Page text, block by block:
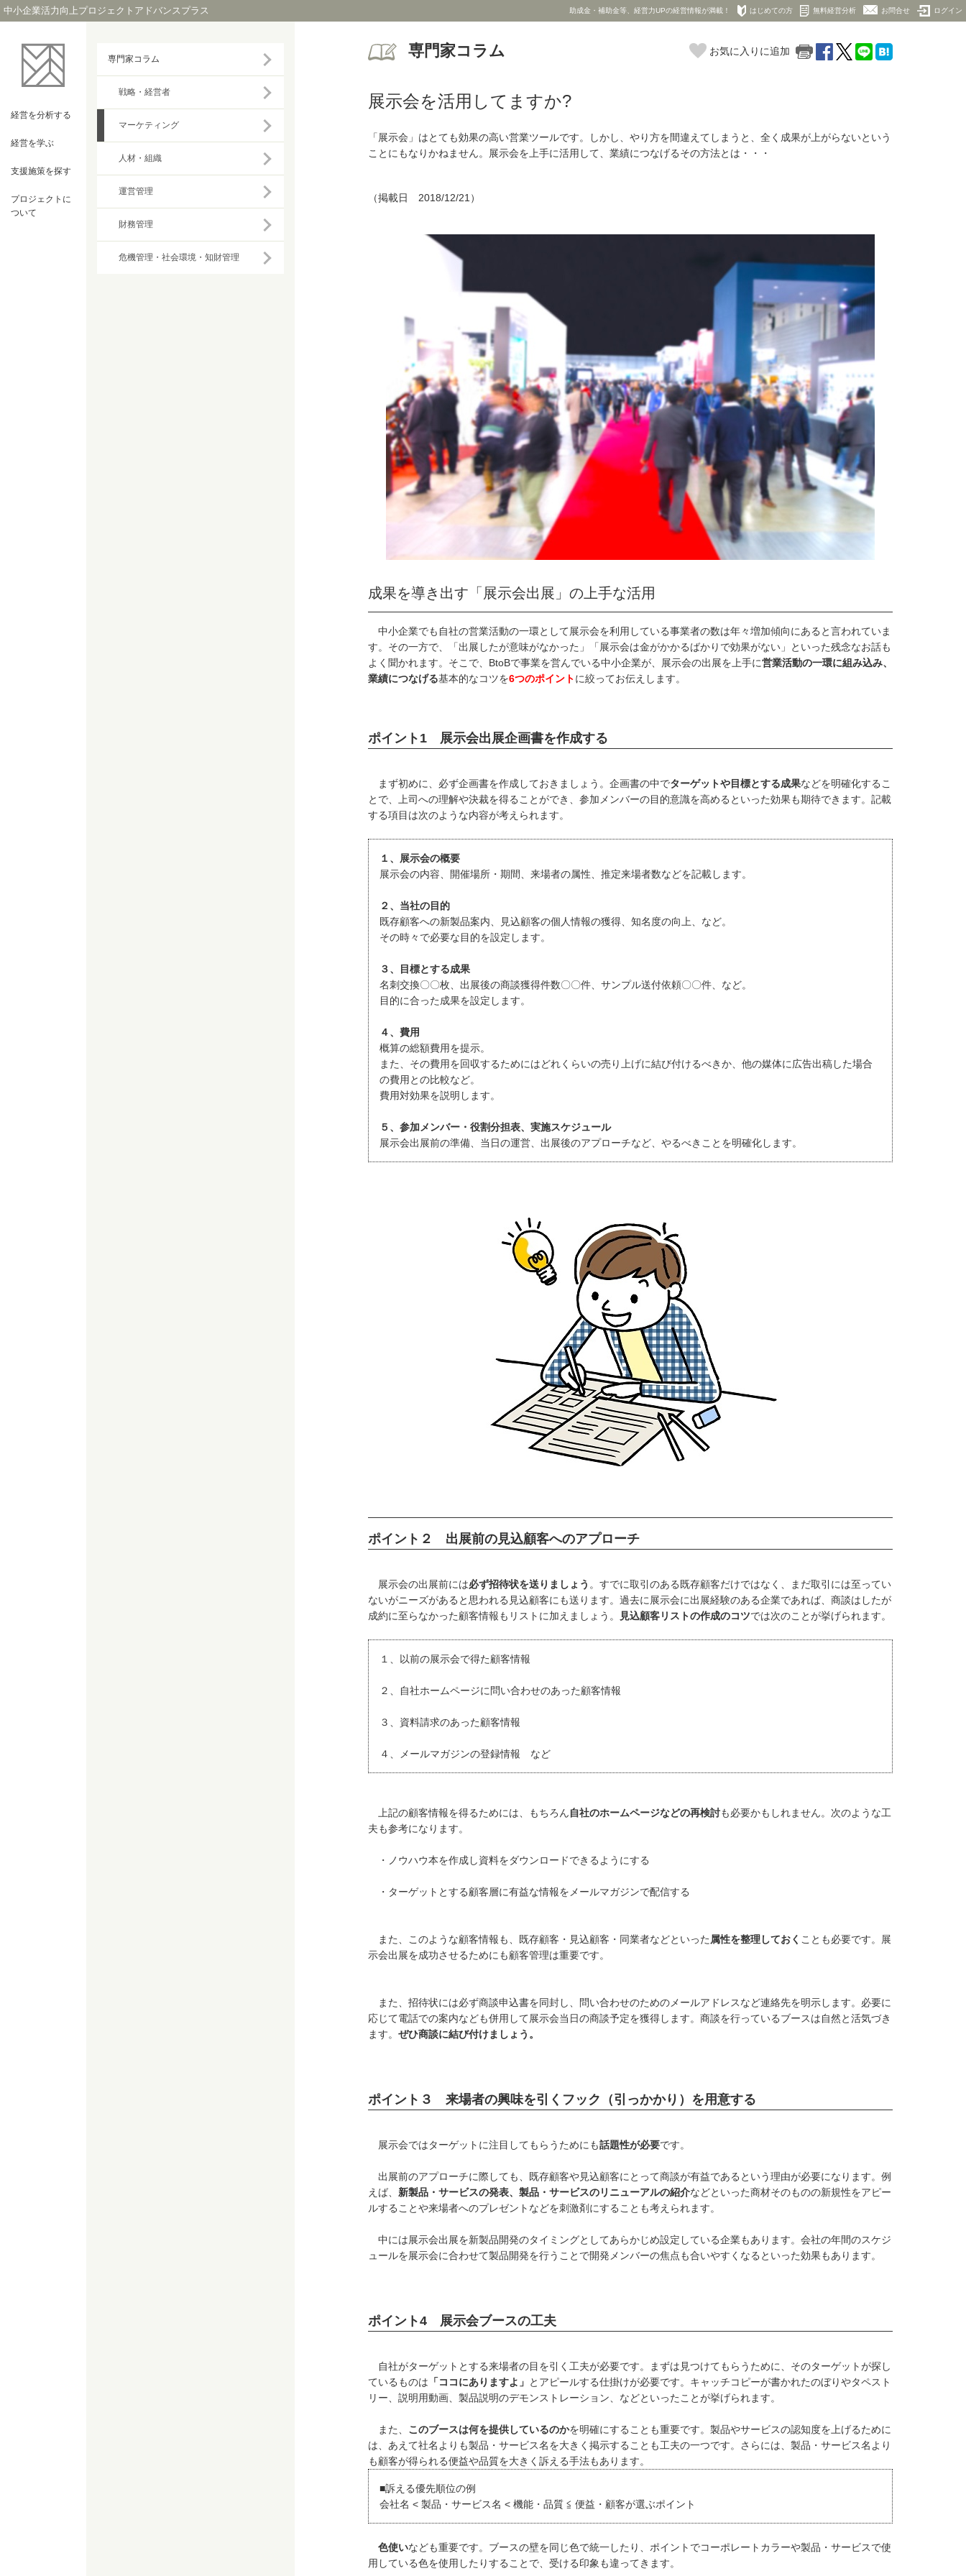
中小企業活力向上プロジェクトアドバンスプラス 助成金・補助金等、経営力UPの経営情報が満載！ はじめての方 無料経営分析 お問合せ ログイン
経営を分析する
経営を学ぶ
支援施策を探す
プロジェクト に
ついて
専門家コラム
戦略・経営者
マーケティング
人材・組織
運営管理
財務管理
危機管理・社会環境・知財管理
専門家コラム お気に入りに追加
展示会を活用してますか?
「展示会」はとても効果の高い営業ツールです。しかし、やり方を間違えてしまうと、全く成果が上がらないという
ことにもなりかねません。展示会を上手に活用して、業績につなげるその方法とは・・・
（掲載日 2018/12/21）
成果を導き出す「展示会出展」の上手な活用
中小企業でも自社の営業活動の一環として展示会を利用している事業者の数は年々増加傾向にあると言われていま
す。その一方で、「出展したが意味がなかった」「展示会は金がかかるばかりで効果がない」といった残念なお話も
よく聞かれます。そこで、BtoBで事業を営んでいる中小企業が、展示会の出展を上手に営業活動の一環に組み込み、
業績につなげる基本的なコツを6つのポイントに絞ってお伝えします。
ポイント1 展示会出展企画書を作成する
まず初めに、必ず企画書を作成しておきましょう。企画書の中でターゲットや目標とする成果などを明確化するこ
とで、上司への理解や決裁を得ることができ、参加メンバーの目的意識を高めるといった効果も期待できます。記載
する項目は次のような内容が考えられます。
１、展示会の概要
展示会の内容、開催場所・期間、来場者の属性、推定来場者数などを記載します。
２、当社の目的
既存顧客への新製品案内、見込顧客の個人情報の獲得、知名度の向上、など。
その時々で必要な目的を設定します。
３、目標とする成果
名刺交換〇〇枚、出展後の商談獲得件数〇〇件、サンプル送付依頼〇〇件、など。
目的に合った成果を設定します。
４、費用
概算の総額費用を提示。
また、その費用を回収するためにはどれくらいの売り上げに結び付けるべきか、他の媒体に広告出稿した場合
の費用との比較など。
費用対効果を説明します。
５、参加メンバー・役割分担表、実施スケジュール
展示会出展前の準備、当日の運営、出展後のアプローチなど、やるべきことを明確化します。
ポイント２ 出展前の見込顧客へのアプローチ
展示会の出展前には必ず招待状を送りましょう 。すでに取引のある既存顧客だけではなく、まだ取引には至ってい
ないがニーズがあると思われる見込顧客にも送ります。過去に展示会に出展経験のある企業であれば、商談はしたが
成約に至らなかった顧客情報もリストに加えましょう。
見込顧客リストの作成のコツでは次のことが挙げられます。
１、以前の展示会で得た顧客情報
２、自社ホームページに問い合わせのあった顧客情報
３、資料請求のあった顧客情報
４、メールマガジンの登録情報 など
上記の顧客情報を得るためには、もちろん自社のホームページなどの再検討も必要かもしれません。次のような工
夫も参考になります。
・ノウハウ本を作成し資料をダウンロードできるようにする
・ターゲットとする顧客層に有益な情報をメールマガジンで配信する
また、このような顧客情報も、既存顧客・見込顧客・同業者などといった 属性を整理しておく ことも必要です。展
示会出展を成功させるためにも顧客管理は重要です。
また、招待状には必ず商談申込書を同封し、問い合わせのためのメールアドレスなど連絡先を明示します。必要に
応じて電話での案内なども併用して展示会当日の商談予定を獲得します。商談を行っているブースは自然と活気づき
ます。 ぜひ商談に結び付けましょう。
ポイント３ 来場者の興味を引くフック（引っかかり）を用意する
展示会ではターゲットに注目してもらうためにも話題性が必要です。
出展前のアプローチに際しても、既存顧客や見込顧客にとって商談が有益であるという理由が必要になります。例
えば、 新製品・サービスの発表、製品・サービスのリニューアルの紹介などといった商材そのものの新規性をアピー
ルすることや来場者へのプレゼントなどを刺激剤にすることも考えられます。
中には展示会出展を新製品開発のタイミングとしてあらかじめ設定している企業もあります。会社の年間のスケジ
ュールを展示会に合わせて製品開発を行うことで開発メンバーの焦点も合いやすくなるといった効果もあります。
ポイント4 展示会ブースの工夫
自社がターゲットとする来場者の目を引く工夫が必要です。まずは見つけてもらうために、そのターゲットが探し
ているものは 「ココにありますよ」 とアピールする仕掛けが必要です。キャッチコピーが書かれたのぼりやタペスト
リー、説明用動画、製品説明のデモンストレーション、などといったことが挙げられます。
また、 このブースは何を提供しているのかを明確にすることも重要です。製品やサービスの認知度を上げるために
は、あえて社名よりも製品・サービス名を大きく掲示することも工夫の一つです。さらには、製品・サービス名より
も顧客が得られる便益や品質を大きく訴える手法もあります。
■訴える優先順位の例
会社名 < 製品・サービス名 < 機能・品質 ≦ 便益・顧客が選ぶポイント
色使いなども重要です。ブースの壁を同じ色で統一したり、ポイントでコーポレートカラーや製品・サービスで使
用している色を使用したりすることで、受ける印象も違ってきます。